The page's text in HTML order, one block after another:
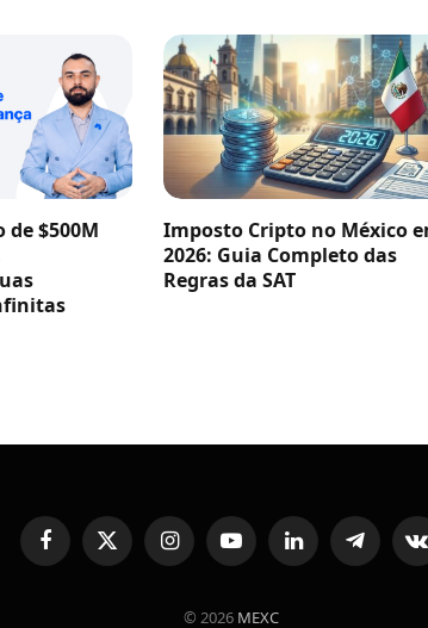
$500M
Imposto Cripto no México
2026: Guia Completo das
Regras da SAT
FacebookX
(Twitter)
InstagramYouTubeLinkedInTelegram
© 2026 MEXC